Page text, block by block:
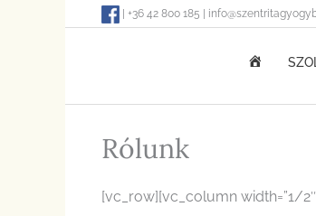
| +36 42 800 185 |
Rólunk
[vc_row][vc_column width=”1/